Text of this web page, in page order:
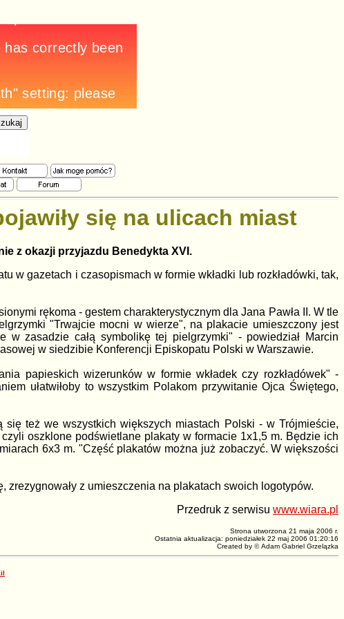
się na ulicach miast
z okazji przyjazdu Benedykta XVI.
w gazetach i czasopismach w formie wkładki lub rozkładówki, tak,
rękoma - gestem charakterystycznym dla Jana Pawła II. W tle
"Trwajcie mocni w wierze", na plakacie umieszczony jest
zasadzie całą symbolikę tej pielgrzymki" - powiedział Marcin
w siedzibie Konferencji Episkopatu Polski w Warszawie.
papieskich wizerunków w formie wkładek czy rozkładówek" -
ułatwiłoby to wszystkim Polakom przywitanie Ojca Świętego,
też we wszystkich większych miastach Polski - w Trójmieście,
oszklone podświetlane plakaty w formacie 1x1,5 m. Będzie ich
6x3 m. "Część plakatów można już zobaczyć. W większości
zrezygnowały z umieszczenia na plakatach swoich logotypów.
Przedruk z serwisu www.wiara.pl
Strona utworzona 21 maja 2006 r.
Ostatnia aktualizacja: poniedziałek 22 maj 2006 01:20:16
Created by ©Adam Gabriel Grzelązka